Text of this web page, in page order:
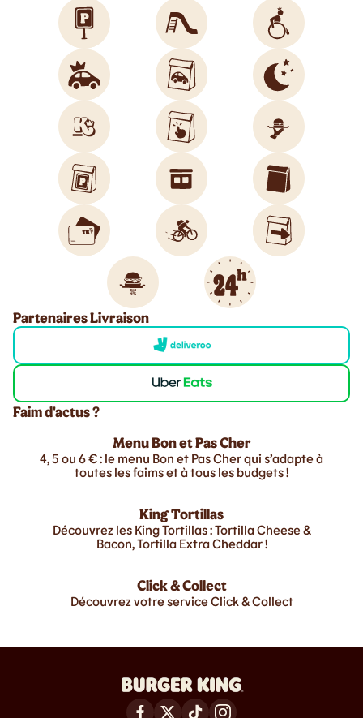
Partenaires Livraison
Faim d'actus ?
Menu Bon et Pas Cher
4, 5 ou 6 € : le menu Bon et Pas Cher qui s’adapte à
toutes les faims et à tous les budgets !
King Tortillas
Découvrez les King Tortillas : Tortilla Cheese &
Bacon, Tortilla Extra Cheddar !
Click & Collect
Découvrez votre service Click & Collect